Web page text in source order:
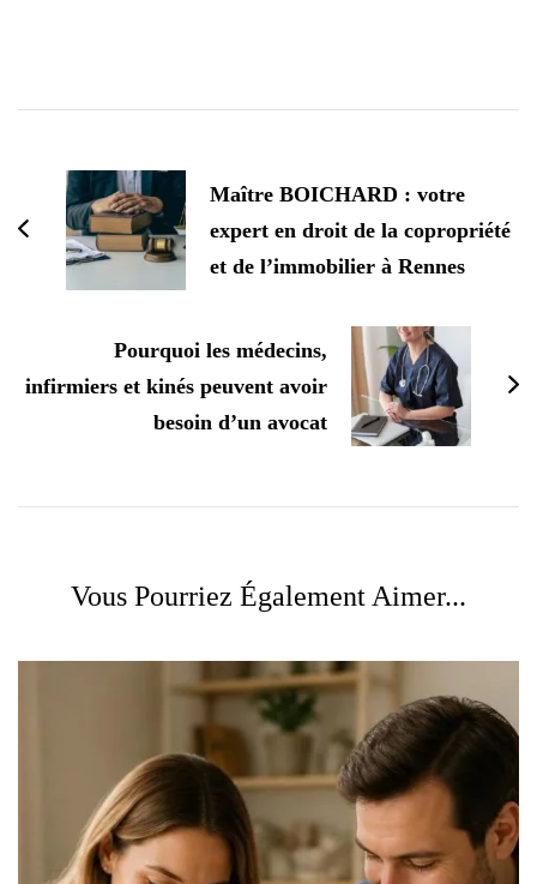
d'article
Maître BOICHARD : votre
expert en droit de la copropriété
et de l’immobilier à Rennes
Pourquoi les médecins,
infirmiers et kinés peuvent avoir
besoin d’un avocat
Vous Pourriez Également Aimer...